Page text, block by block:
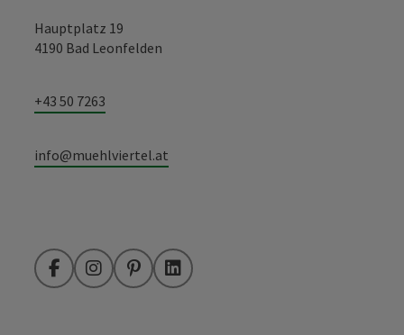
Hauptplatz 19
4190 Bad Leonfelden
+43 50 7263
info@muehlviertel.at
FacebookInstagramPinterestLinkedIn